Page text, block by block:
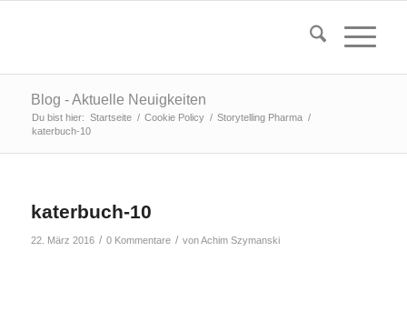
Blog - Aktuelle Neuigkeiten
Du bist hier: Startseite / Cookie Policy / Storytelling Pharma /
katerbuch-10
katerbuch-10
22. März 2016 / 0 Kommentare / vonAchim Szymanski